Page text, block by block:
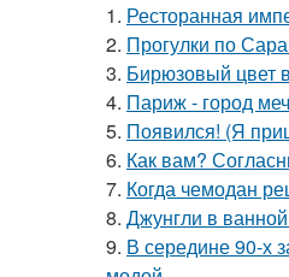
1. Ресторанная
2. Прогулки по
3. Бирюзовый цвет
4. Париж - город
5. Появился! (Я
6. Как вам?
7. Когда чемодан
8. Джунгли в
9. В середине 90-х